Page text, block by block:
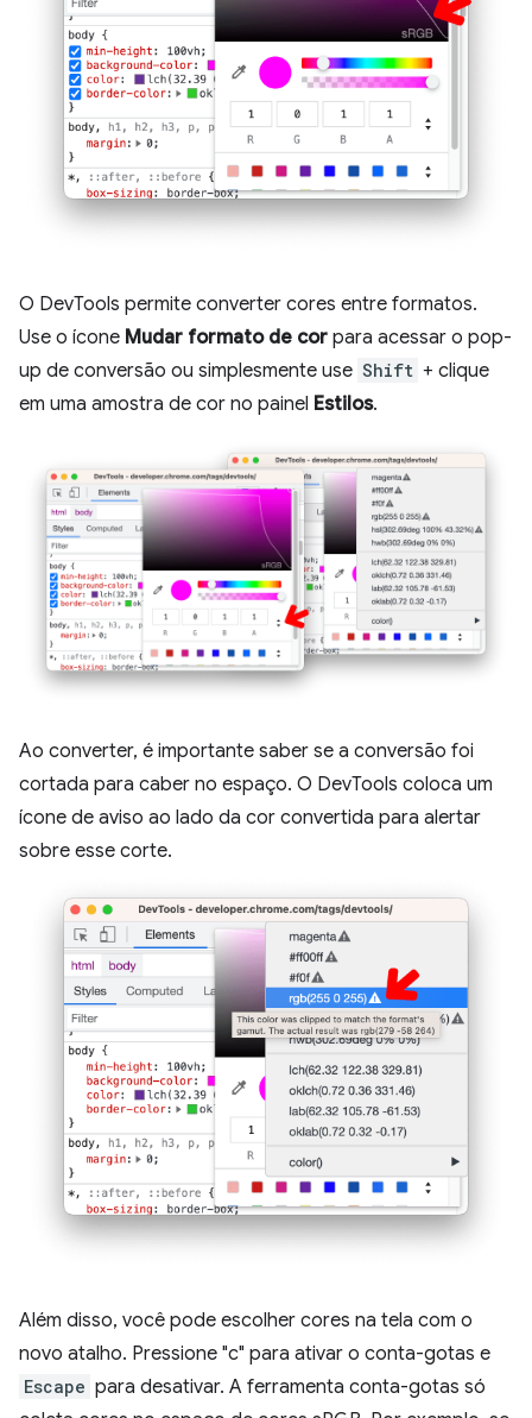
O DevTools permite converter cores entre formatos.
Use o ícone Mudar formato de cor para acessar o pop-
up de conversão ou simplesmente use Shift + clique
em uma amostra de cor no painel Estilos.
Ao converter, é importante saber se a conversão foi
cortada para caber no espaço. O DevTools coloca um
ícone de aviso ao lado da cor convertida para alertar
sobre esse corte.
Além disso, você pode escolher cores na tela com o
novo atalho. Pressione "c" para ativar o conta-gotas e
Escape para desativar. A ferramenta conta-gotas só